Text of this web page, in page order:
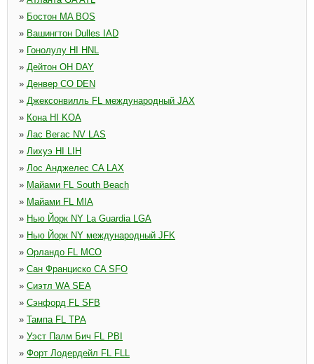
» Бостон MA BOS
» Вашингтон Dulles IAD
» Гонолулу HI HNL
» Дейтон OH DAY
» Денвер CO DEN
» Джексонвилль FL международный JAX
» Кона HI KOA
» Лас Вегас NV LAS
» Лихуэ HI LIH
» Лос Анджелес CA LAX
» Майами FL South Beach
» Майами FL MIA
» Нью Йорк NY La Guardia LGA
» Нью Йорк NY международный JFK
» Орландо FL MCO
» Сан Франциско CA SFO
» Сиэтл WA SEA
» Сэнфорд FL SFB
» Тампа FL TPA
» Уэст Палм Бич FL PBI
» Форт Лодердейл FL FLL